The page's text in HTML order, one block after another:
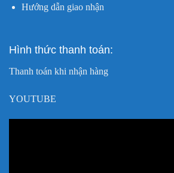
Hướng dẫn giao nhận
Hình thức thanh toán:
Thanh toán khi nhận hàng
YOUTUBE